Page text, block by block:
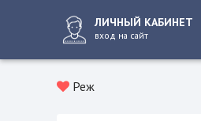
ЛИЧНЫЙ КАБИНЕТ
вход на сайт
Реж